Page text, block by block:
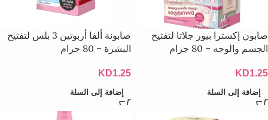
صابون إكسترا بيور جلاتا لتفتيح
الجسم والوجه – 80 جرام
KD1.25
إضافة إلى السلة
صابونة ألفا أربوتين 3 بلس لتفتيح
البشرة – 80 جرام
KD1.25
إضافة إلى السلة